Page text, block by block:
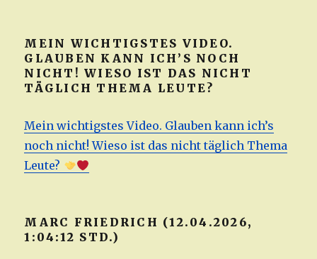
MEIN WICHTIGSTES VIDEO.
GLAUBEN KANN ICH’S NOCH
NICHT! WIESO IST DAS NICHT
TÄGLICH THEMA LEUTE?
Mein wichtigstes Video. Glauben kann ich’s
noch nicht! Wieso ist das nicht täglich Thema
Leute?
MARC FRIEDRICH (12.04.2026,
1:04:12 STD.)